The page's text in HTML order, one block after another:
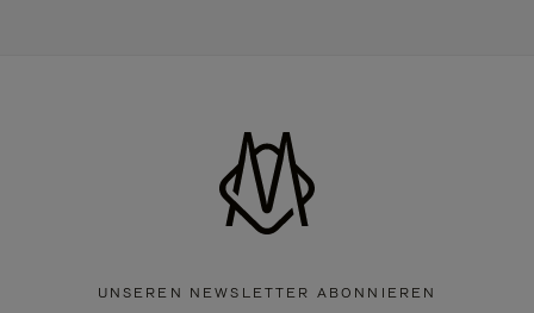
UNSEREN NEWSLETTER ABONNIEREN